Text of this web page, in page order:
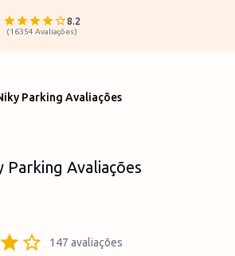
8.2
(16354 Avaliações)
Parking Avaliações
Parking Avaliações
147 avaliações